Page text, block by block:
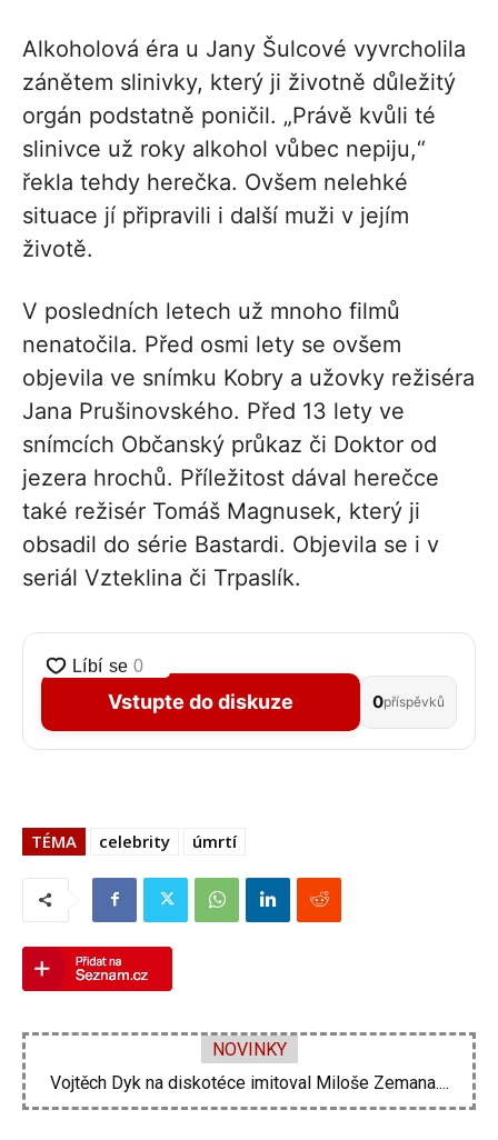
Alkoholová éra u Jany Šulcové vyvrcholila
zánětem slinivky, který ji životně důležitý
orgán podstatně poničil. „Právě kvůli té
slinivce už roky alkohol vůbec nepiju,“
řekla tehdy herečka. Ovšem nelehké
situace jí připravili i další muži v jejím
životě.
V posledních letech už mnoho filmů
nenatočila. Před osmi lety se ovšem
objevila ve snímku Kobry a užovky režiséra
Jana Prušinovského. Před 13 lety ve
snímcích Občanský průkaz či Doktor od
jezera hrochů. Příležitost dával herečce
také režisér Tomáš Magnusek, který ji
obsadil do série Bastardi. Objevila se i v
seriál Vzteklina či Trpaslík.
Vstupte do diskuze 0příspěvků
TÉMA celebrity úmrtí
NOVINKY
Velké problémy Ornelly Koktové. Rekonstrukce domu se...